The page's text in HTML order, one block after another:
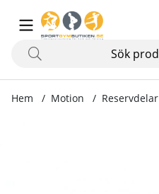
Hem Motion Reservdelar